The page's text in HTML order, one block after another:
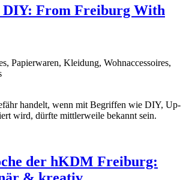
From Freiburg With
Papierwaren, Kleidung, Wohnaccessoires,
handelt, wenn mit Begriffen wie DIY, Up-
wird, dürfte mittlerweile bekannt sein.
der hKDM Freiburg: